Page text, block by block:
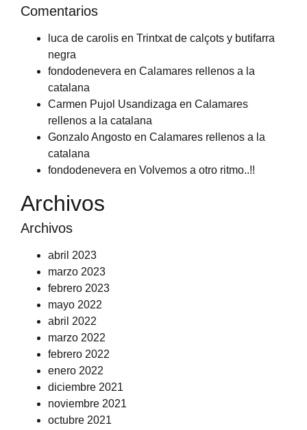
Comentarios
luca de carolis en Trintxat de calçots y butifarra
negra
fondodenevera en Calamares rellenos a la
catalana
Carmen Pujol Usandizaga en Calamares
rellenos a la catalana
Gonzalo Angosto en Calamares rellenos a la
catalana
fondodenevera en Volvemos a otro ritmo..!!
Archivos
Archivos
abril 2023
marzo 2023
febrero 2023
mayo 2022
abril 2022
marzo 2022
febrero 2022
enero 2022
diciembre 2021
noviembre 2021
octubre 2021